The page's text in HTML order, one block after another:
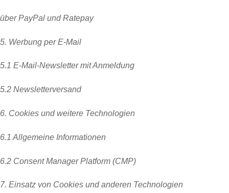
über PayPal und Ratepay
5. Werbung per E-Mail
5.1 E-Mail-Newsletter mit Anmeldung
5.2 Newsletterversand
6. Cookies und weitere Technologien
6.1 Allgemeine Informationen
6.2 Consent Manager Platform (CMP)
7. Einsatz von Cookies und anderen Technologien